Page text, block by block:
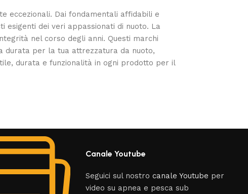
eccezionali. Dai fondamentali affidabili e
esigenti dei veri appassionati di nuoto. La
nel corso degli anni. Questi marchi
durata per la tua attrezzatura da nuoto,
durata e funzionalità in ogni prodotto per il
Canale Youtube
Seguici sul nostrocanale Youtube per
video su apnea e pesca sub